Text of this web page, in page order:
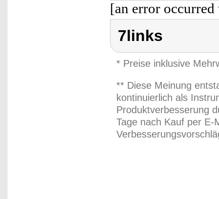
[an error
7links
* Preise inklusive
** Diese Meinung
kontinuierlich als
Produktverbesserung
Tage nach Kauf per E-